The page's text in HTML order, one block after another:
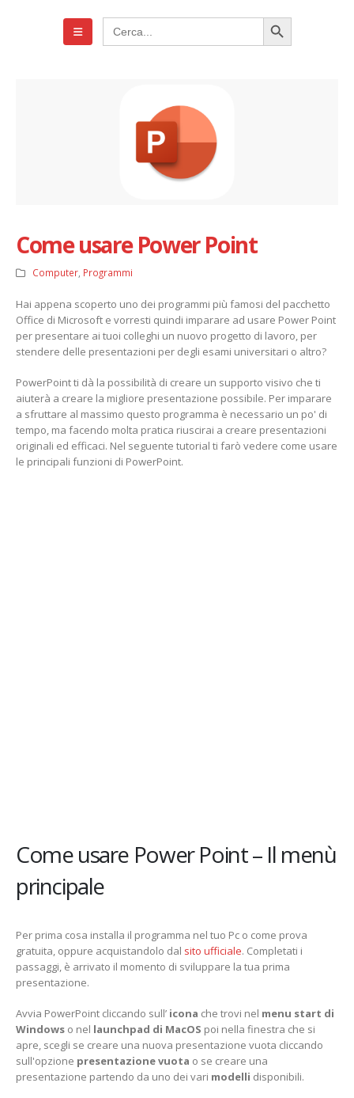
Search
for:
Search Button
Come usare Power Point
Computer, Programmi
Hai appena scoperto uno dei programmi più famosi del pacchetto
Office di Microsoft e vorresti quindi imparare ad usare Power Point
per presentare ai tuoi colleghi un nuovo progetto di lavoro, per
stendere delle presentazioni per degli esami universitari o altro?
PowerPoint ti dà la possibilità di creare un supporto visivo che ti
aiuterà a creare la migliore presentazione possibile. Per imparare
a sfruttare al massimo questo programma è necessario un po' di
tempo, ma facendo molta pratica riuscirai a creare presentazioni
originali ed efficaci. Nel seguente tutorial ti farò vedere come usare
le principali funzioni di PowerPoint.
Come usare Power Point – Il menù
principale
Per prima cosa installa il programma nel tuo Pc o come prova
gratuita, oppure acquistandolo dal sito ufficiale. Completati i
passaggi, è arrivato il momento di sviluppare la tua prima
presentazione.
Avvia PowerPoint cliccando sull’ icona che trovi nel menu start di
Windows o nel launchpad di MacOS poi nella finestra che si
apre, scegli se creare una nuova presentazione vuota cliccando
sull'opzione presentazione vuota o se creare una
presentazione partendo da uno dei vari modelli disponibili.